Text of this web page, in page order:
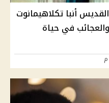
أنبا تكلاهيمانوت
في حياة